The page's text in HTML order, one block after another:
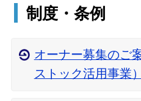
制度・条例
オーナー募集のご
ストック活用事業）